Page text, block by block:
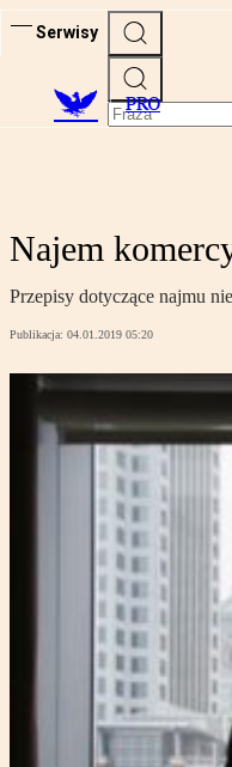
Serwisy
PRO
Najem
Przepisy dotyczące najmu
Publikacja: 04.01.2019 05:20